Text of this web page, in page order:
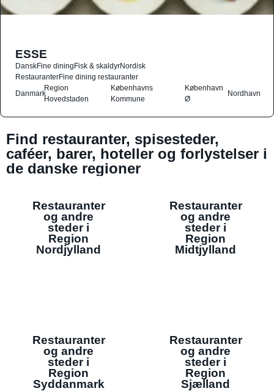
ESSE
DanskFine diningFisk & skaldyrNordisk
RestauranterFine dining restauranter
Danmark
Region
Hovedstaden
Københavns
Kommune
København
Ø
Nordhavn
Find restauranter, spisesteder,
caféer, barer, hoteller og forlystelser i
de danske regioner
Restauranter
og andre
steder i
Region
Nordjylland
Restauranter
og andre
steder i
Region
Midtjylland
Restauranter
og andre
steder i
Region
Syddanmark
Restauranter
og andre
steder i
Region
Sjælland